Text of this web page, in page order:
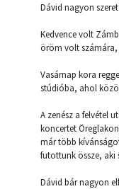
Dávid nagyon
Kedvence volt
öröm volt számára,
Vasárnap kora
stúdióba, ahol
A zenész a felvétel
koncertet
már több
futottunk össze, aki
Dávid bár nagyon